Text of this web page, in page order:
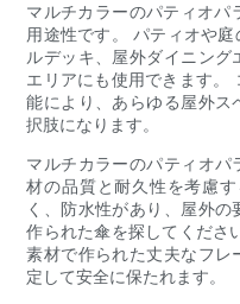
マルチカラーのパティオパ
用途性です。 パティオや
ルデッキ、屋外ダイニン
エリアにも使用できます。
能により、あらゆる屋外ス
択肢になります。
マルチカラーのパティオ
材の品質と耐久性を考慮
く、防水性があり、屋外
作られた傘を探してくださ
素材で作られた丈夫なフレ
定して安全に保たれます。